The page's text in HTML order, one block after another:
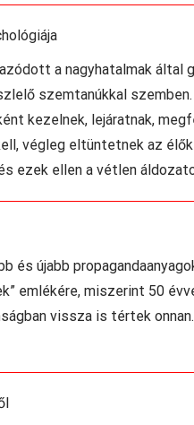
a nagyhatalmak
szemtanúkkal
kezelnek, lejáratnak,
végleg eltüntetnek az
ezek ellen a vétlen
és újabb
emlékére, miszerint 50
vissza is tértek